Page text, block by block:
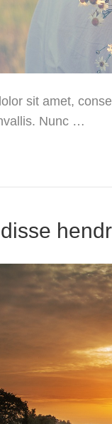
sit amet,
Nunc …